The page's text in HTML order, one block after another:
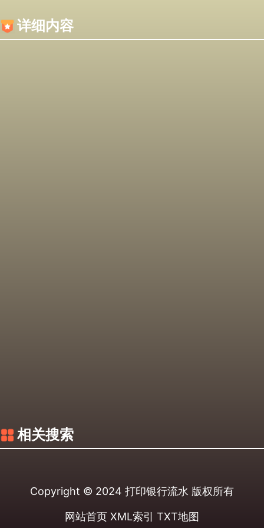
详细内容
相关搜索
Copyright © 2024 打印银行流水 版权所有
网站首页 XML索引 TXT地图